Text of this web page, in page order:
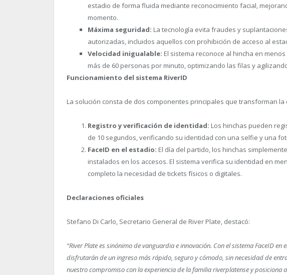
estadio de forma fluida mediante reconocimiento facial,
momento.
Máxima seguridad: La tecnología evita fraudes y
autorizadas, incluidos aquellos con prohibición de acceso al
Velocidad inigualable: El sistema reconoce al hincha en
más de 60 personas por minuto, optimizando las filas y
Funcionamiento del sistema RiverID
La solución consta de dos componentes principales que transforman la
Registro y verificación de identidad: Los hinchas pueden
de 10 segundos, verificando su identidad con una selfie y una
FaceID en el estadio: El día del partido, los hinchas
instalados en los accesos. El sistema verifica su identidad en
completo la necesidad de tickets físicos o digitales.
Declaraciones oficiales
Stefano Di Carlo, Secretario General de River Plate, destacó:
“River Plate es sinónimo de vanguardia e innovación. Con el sistema FaceID
disfrutarán de un ingreso más rápido, seguro y cómodo, sin necesidad de
nuestro compromiso con la experiencia de la familia riverplatense y posiciona